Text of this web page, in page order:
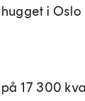
i Oslo
17 300